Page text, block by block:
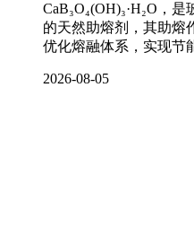
CaB₃O₄(OH)₃·H₂O，
的天然助熔剂，其助熔
优化熔融体系，实现节
2026-08-05